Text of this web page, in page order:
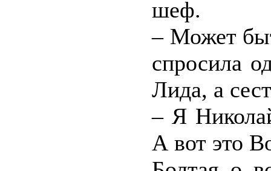
шеф.
– Может
спросила
Лида, а
– Я
А вот это